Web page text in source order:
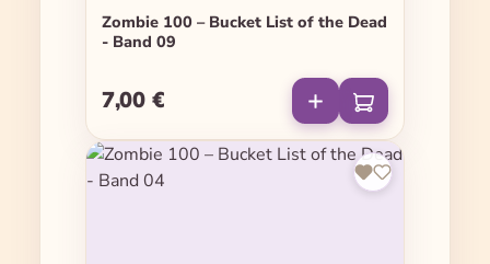
Zombie 100 – Bucket List of the Dead
- Band 09
Regulärer Preis:
7,00 €